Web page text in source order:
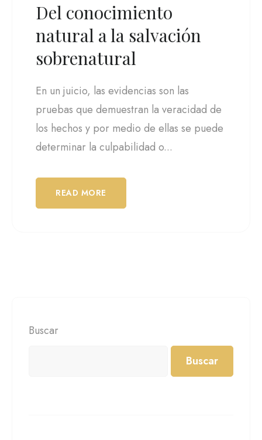
Del conocimiento
natural a la salvación
sobrenatural
En un juicio, las evidencias son las
pruebas que demuestran la veracidad de
los hechos y por medio de ellas se puede
determinar la culpabilidad o...
READ MORE
Buscar
Buscar